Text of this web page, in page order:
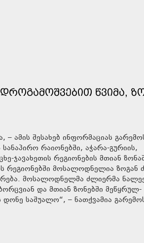
ᲬᲕᲘᲛᲐ,
ამის შესახებ ინფორმაციას
რაიონებში, აჭარა-გურიის,
ჯავახეთის რეგიონების მთიან
რეგიონებში მოსალოდნელია ზოგან
მოსალოდნელმა ძლიერმა
და მთიან ზონებში მეწყრულ-
საშუალო“, – ნათქვამია